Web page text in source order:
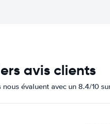
avis clients
nous évaluent avec un 8.4/10